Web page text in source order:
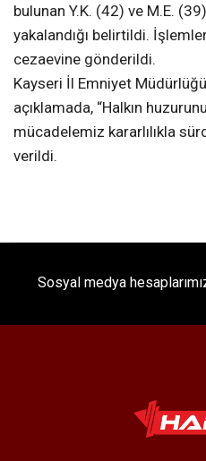
bulunan Y.K. (42) ve M.E.
yakalandığı belirtildi.
cezaevine gönderildi.
Kayseri İl Emniyet
açıklamada, “Halkın
mücadelemiz kararlılıkla
verildi.
Sosyal medya